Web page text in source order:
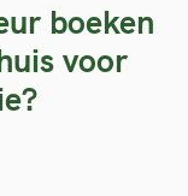
boeken
voor